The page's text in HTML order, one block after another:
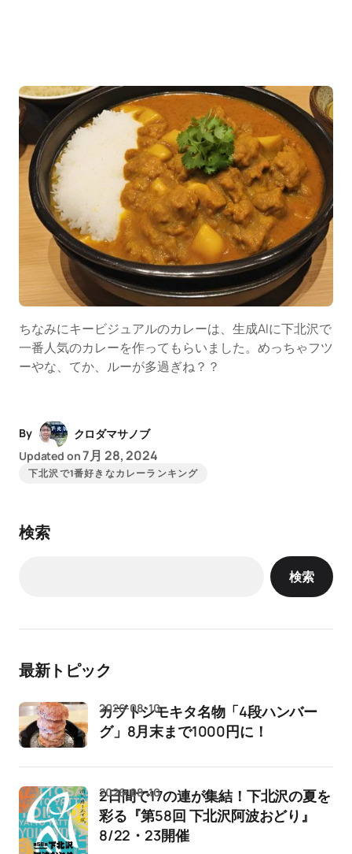
ちなみにキービジュアルのカレーは、生成AIに下北沢で
一番人気のカレーを作ってもらいました。めっちゃフツ
ーやな、てか、ルーが多過ぎね？？
By
クロダマサノブ
Updated on7月 28, 2024
下北沢で1番好きなカレーランキング
検索
検索
最新トピック
カブトシモキタ名物「4段ハンバー
グ」8月末まで1000円に！
2026-08-10
2日間で17の連が集結！下北沢の夏を
彩る『第58回 下北沢阿波おどり』
8/22・23開催
2026-08-10